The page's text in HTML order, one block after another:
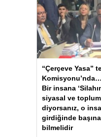
“Çerçeve Yasa”
Bir insana
siyasal ve
diyorsanız, o
girdiğinde
bilmelidir